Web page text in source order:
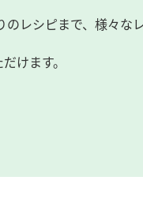
のレシピまで、様々な
けます。